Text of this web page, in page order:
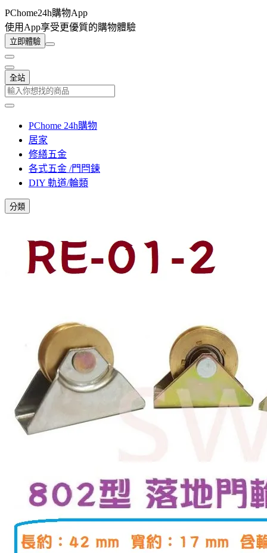
PChome24h購物App
使用App享受更優質的購物體驗
立即體驗
全站
PChome 24h購物
居家
修繕五金
各式五金 /門閂鍊
DIY 軌道/輪類
分類